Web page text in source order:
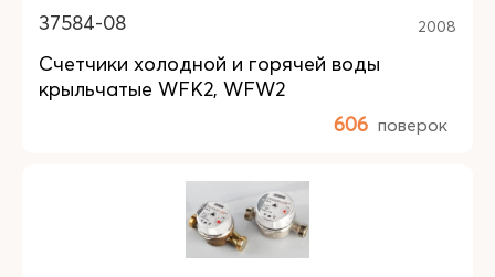
37584-08 2008
Счетчики холодной и горячей воды
крыльчатые WFK2, WFW2
606 поверок